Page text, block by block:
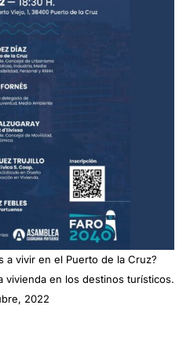
a vivir en el Puerto de la Cruz?
vivienda en los destinos turísticos.
2022